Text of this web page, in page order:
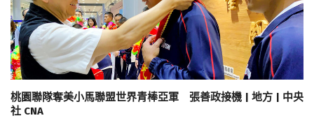
桃園聯隊奪美小馬聯盟世界青棒亞軍 張善政接機 | 地方 | 中央
社 CNA